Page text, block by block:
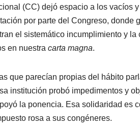
(CC) dejó espacio a los vacíos
por parte del Congreso, donde
el sistemático incumplimiento y la
en nuestra carta magna.
que parecían propias del hábito
institución probó impedimentos y
la ponencia. Esa solidaridad es
rosa a sus congéneres.